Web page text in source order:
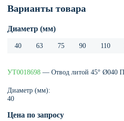
Варианты товара
Диаметр (мм)
40 63 75 90 110
УТ0018698 — Отвод литой 45° Ø040
Диаметр (мм):
40
Цена по запросу